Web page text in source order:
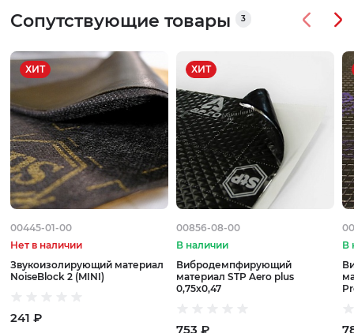
Сопутствующие товары 3
ХИТ
00445-01-00
Нет в наличии
Звукоизолирующий материал
NoiseBlock 2 (MINI)
241 ₽
ХИТ
00856-08-00
В наличии
Вибродемпфирующий
материал STP Aero plus
0,75х0,47
753 ₽
В